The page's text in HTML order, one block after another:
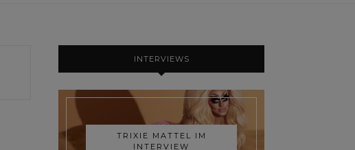
INTERVIEWS
TRIXIE MATTEL IM
INTERVIEW